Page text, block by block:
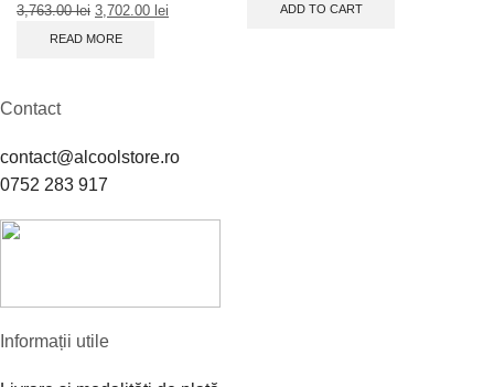
3,763.00lei 3,702.00 lei
READ MORE
ADD TO CART
Contact
contact@alcoolstore.ro
0752 283 917
Informații utile